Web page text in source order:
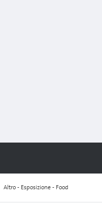
Altro - Esposizione - Food